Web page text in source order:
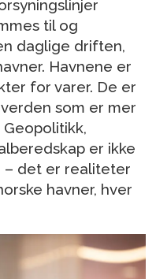
til og
daglige driften,
Havnene er
for varer. De er
som er mer
er ikke
– det er realiteter
havner, hver